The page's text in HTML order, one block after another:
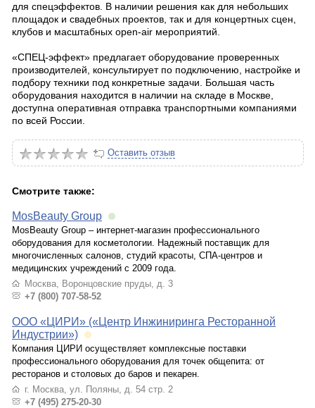
для спецэффектов. В наличии решения как для небольших
площадок и свадебных проектов, так и для концертных сцен,
клубов и масштабных open-air мероприятий.
«СПЕЦ-эффект» предлагает оборудование проверенных
производителей, консультирует по подключению, настройке и
подбору техники под конкретные задачи. Большая часть
оборудования находится в наличии на складе в Москве,
доступна оперативная отправка транспортными компаниями
по всей России.
Оставить отзыв
Смотрите также:
MosBeauty Group
MosBeauty Group – интернет-магазин профессионального
оборудования для косметологии. Надежный поставщик для
многочисленных салонов, студий красоты, СПА-центров и
медицинских учреждений с 2009 года.
Москва, Воронцовские пруды, д. 3
+7 (800) 707-58-52
ООО «ЦИРИ» («Центр Инжиниринга Ресторанной
Индустрии»)
Компания ЦИРИ осуществляет комплексные поставки
профессионального оборудования для точек общепита: от
ресторанов и столовых до баров и пекарен.
г. Москва, ул. Поляны, д. 54 стр. 2
+7 (495) 275-20-30